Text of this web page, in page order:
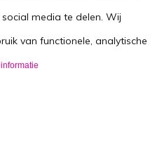
media te delen. Wij
van functionele, analytische